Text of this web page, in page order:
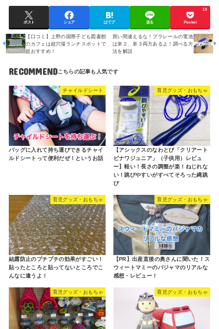
ポスト シェア はてブ 送る Pocket
10
【口コミ】上野の国際子ども図書館
のカフェは超穴場ランチスポットで
超おすすめ！
買い間違えるな！プラレールの電池
は単２、単３両方あるよ！調べる方
法を解説
RECOMMEND
チャイルドシート
バッグに入れて持ち運びできるチャイ
ルドシートって便利だぜ！というお話
育児グッズ・おもちゃ
【アシックスのなわとび「クリアート
ビナワジュニア」（子供用）レビュ
ー】軽い！長さの調整が楽！ねじれな
い！跳びやすいがすべてそろった縄跳
び
育児グッズ・おもちゃ
結露防止のプチプチの効果がすごい！
貼ったところと貼ってないところでこ
んなに違うよ！
育児グッズ・おもちゃ
【PR】出産直後の奥さんに聞いた！ス
ウィートマミーのパジャマのリアルな
感想・レビュー！
育児グッズ・おもちゃ 育児グッズ・おもちゃ